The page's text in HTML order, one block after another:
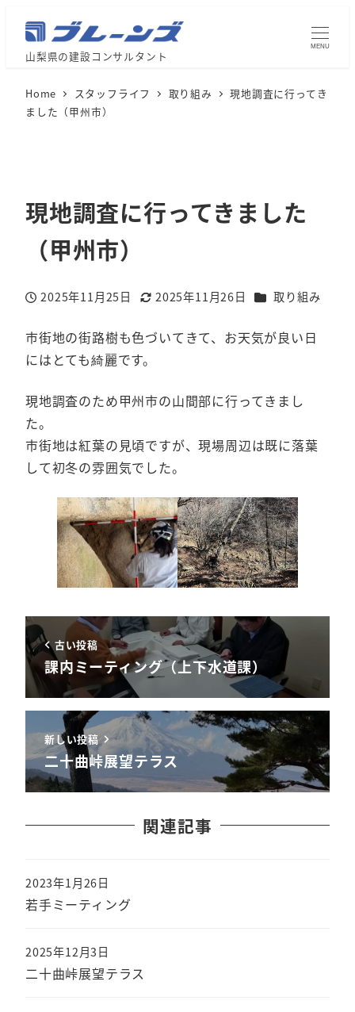
山梨県の建設コンサルタント
MENU
Home スタッフライフ 取り組み
現地調査に行ってき
ました（甲州市）
現地調査に行ってきました
（甲州市）
投稿日
2025年11月25日
更新日
2025年11月26日 カテゴリー
取り組み
市街地の街路樹も色づいてきて、お天気が良い日
にはとても綺麗です。
現地調査のため甲州市の山間部に行ってきまし
た。
市街地は紅葉の見頃ですが、現場周辺は既に落葉
して初冬の雰囲気でした。
古い投稿
課内ミーティング（上下水道課）
新しい投稿
二十曲峠展望テラス
関連記事
若手ミーティング
2023年1月26日
二十曲峠展望テラス
2025年12月3日